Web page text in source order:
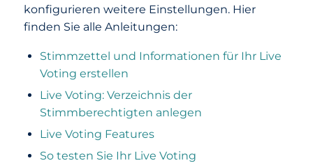
konfigurieren weitere Einstellungen. Hier
finden Sie alle Anleitungen:
Stimmzettel und Informationen für Ihr Live
Voting erstellen
Live Voting: Verzeichnis der
Stimmberechtigten anlegen
Live Voting Features
So testen Sie Ihr Live Voting